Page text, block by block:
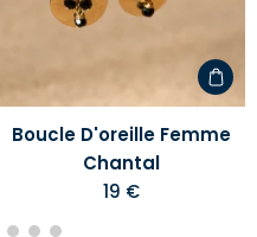
Boucle D'oreille Femme
Chantal
19 €